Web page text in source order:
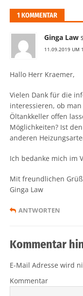
1 KOMMENTAR
Ginga Law
11.09.2019 UM
Hallo Herr Kraemer,
Vielen Dank für die
interessieren, ob
Öltankkeller offen
Möglichkeiten? Ist
anderen
Ich bedanke mich im
Mit freundlichen
Ginga Law
ANTWORTEN
Kommentar
E-Mail Adresse wird
Kommentar